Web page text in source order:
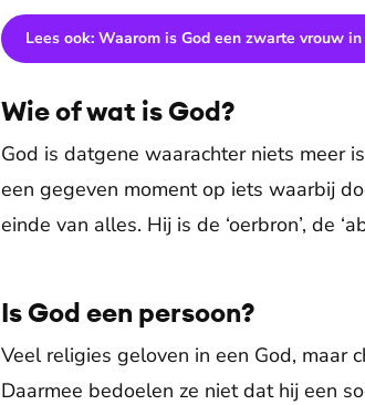
Lees ook: Waarom is God een zwarte vrouw
Wie of wat is God?
God is datgene waarachter niets meer
een gegeven moment op iets waarbij
einde van alles. Hij is de ‘oerbron’, de
Is God een persoon?
Veel religies geloven in een God, maar
Daarmee bedoelen ze niet dat hij een